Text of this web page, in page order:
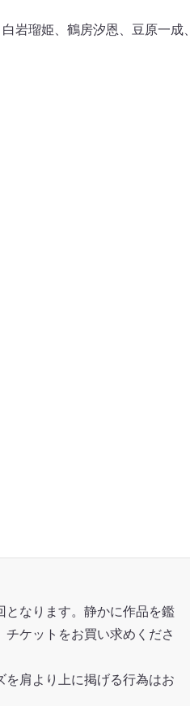
岩瑠姫、鶴房汐恩、豆原一成、
となります。静かに作品を鑑
ケットをお買い求めくださ
を肩より上に掲げる行為はお